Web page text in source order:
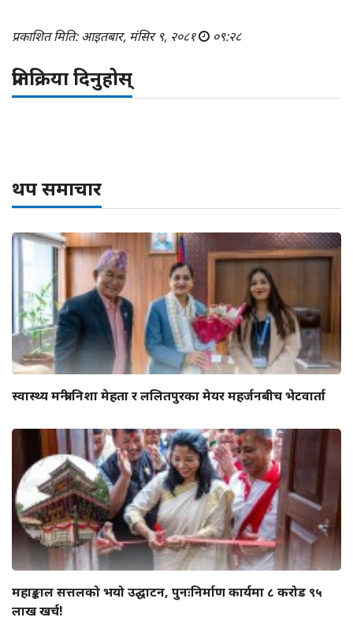
प्रकाशित मिति: आइतबार, मंसिर ९, २०८१ ०९:२८
प्रतिक्रिया दिनुहोस्
थप समाचार
स्वास्थ्य मन्त्री निशा मेहता र ललितपुरका मेयर महर्जनबीच भेटवार्ता
महाङ्काल सत्तलको भयो उद्घाटन, पुनःनिर्माण कार्यमा ८ करोड ९५
लाख खर्च!